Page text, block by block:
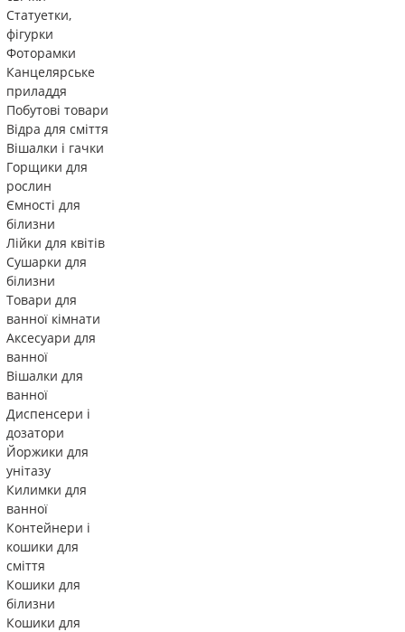
Статуетки,
фігурки
Фоторамки
Канцелярське
приладдя
Побутові товари
Відра для сміття
Вішалки і гачки
Горщики для
рослин
Ємності для
білизни
Лійки для квітів
Сушарки для
білизни
Товари для
ванної кімнати
Аксесуари для
ванної
Вішалки для
ванної
Диспенсери і
дозатори
Йоржики для
унітазу
Килимки для
ванної
Контейнери і
кошики для
сміття
Кошики для
білизни
Кошики для